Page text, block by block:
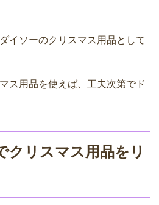
イソーのクリスマス用品として
ス用品を使えば、工夫次第でド
クリスマス用品をリ